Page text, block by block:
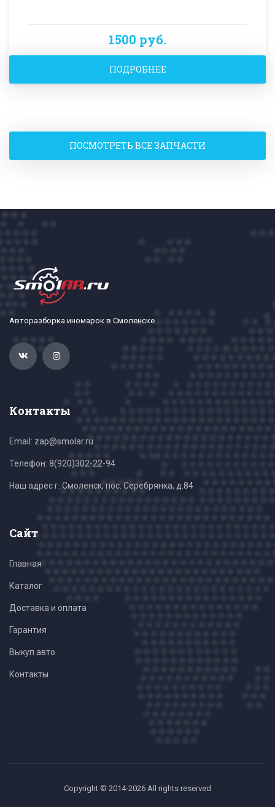
1500 руб.
ПОДРОБНЕЕ
ПОСМОТРЕТЬ ВСЕ ЗАПЧАСТИ
Авторазборка иномарок в Смоленске
Контакты
Email: zap@smolar.ru
Телефон: 8(920)302-22-94
Наш адрес г. Смоленск, пос. Серебрянка, д.84
Сайт
Главная
Каталог
Доставка и оплата
Гарантия
Выкуп авто
Контакты
Copyright © 2014-2026 All rights reserved